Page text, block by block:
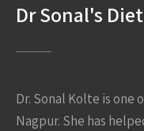
Dr Sonal's
Dr. Sonal Kolte is
Nagpur. She has